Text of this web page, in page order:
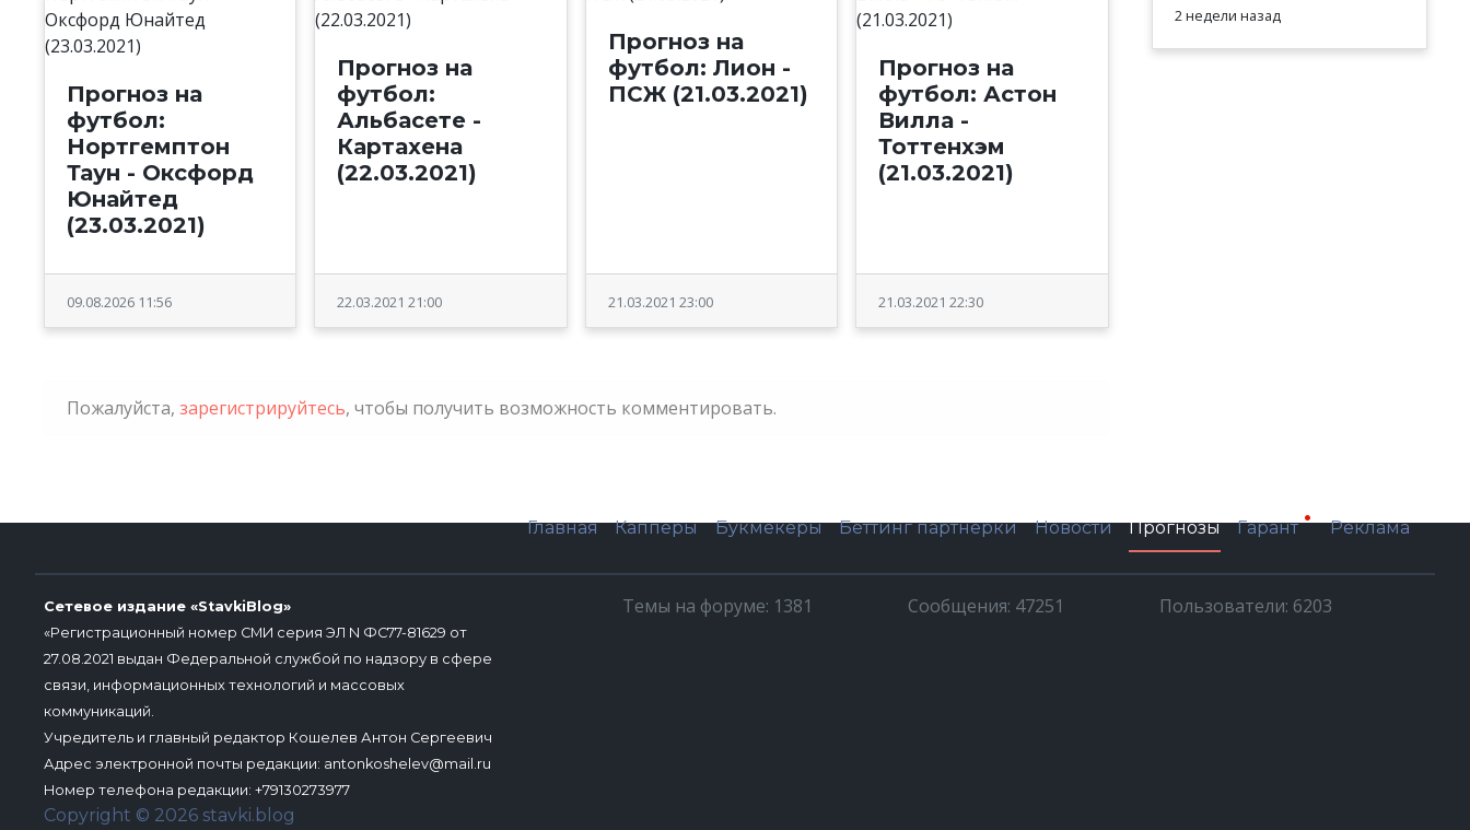
Прогноз на
футбол:
Нортгемптон
Таун - Оксфорд
Юнайтед
(23.03.2021)
09.08.2026 11:56
Прогноз на
футбол:
Альбасете -
Картахена
(22.03.2021)
22.03.2021 21:00
Прогноз на
футбол: Лион -
ПСЖ (21.03.2021)
21.03.2021 23:00
Прогноз на
футбол: Астон
Вилла -
Тоттенхэм
(21.03.2021)
21.03.2021 22:30
Пожалуйста, зарегистрируйтесь, чтобы получить возможность комментировать.
2 недели назад
Главная Капперы Букмекеры Беттинг партнерки Новости Прогнозы Гарант Реклама
Сетевое издание «StavkiBlog»
«Регистрационный номер СМИ серия ЭЛ N ФС77-81629 от
27.08.2021 выдан Федеральной службой по надзору в сфере
связи, информационных технологий и массовых
коммуникаций.
Учредитель и главный редактор Кошелев Антон Сергеевич
Адрес электронной почты редакции: antonkoshelev@mail.ru
Номер телефона редакции: +79130273977
Copyright © 2026 stavki.blog
Темы на форуме: 1381 Сообщения: 47251 Пользователи: 6203